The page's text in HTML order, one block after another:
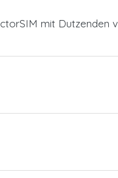
mit Dutzenden